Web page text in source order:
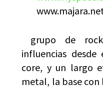
grupo de
influencias
core, y un largo
metal, la base con